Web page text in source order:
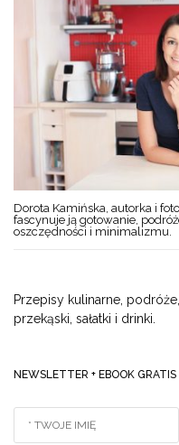
Dorota Kamińska, autorka i
fascynuje ją gotowanie,
oszczędności i minimalizmu.
Przepisy kulinarne,
przekąski, sałatki i drinki.
NEWSLETTER + EBOOK GRATIS